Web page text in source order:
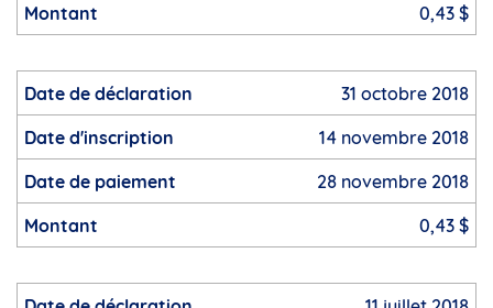
0,43 $
31 octobre 2018
14 novembre 2018
28 novembre 2018
0,43 $